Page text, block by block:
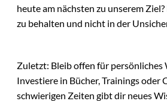
heute am nächsten zu unserem
zu behalten und nicht in der
Zuletzt: Bleib offen für persönliches
Investiere in Bücher, Trainings oder
schwierigen Zeiten gibt dir neues